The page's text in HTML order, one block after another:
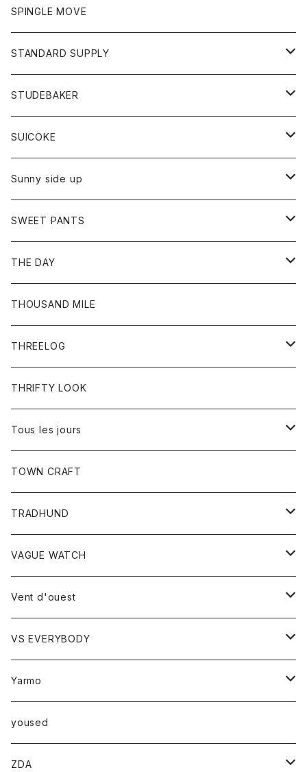
トレーナー
ショートパンツ
スカート
レディース
スカート
Tシャツ
アクセサリー
バック
グローブ
トップス
カットソー
カーディガン
ボトム
ショートパンツ
パンツ
レディース
カットソー
カーディガン
ワンピース
コート
チノパン
ポロシャツ
ベスト
靴
ワンピース
トップス
カットソー
ボトム
パンツ
オーバーオール
SPINGLE MOVE
STANDARD SUPPLY
財布
バッグ
STUDEBAKER
アクセサリー
ブレスレット
リング
SUICOKE
ブーツ
サンダル
Sunny side up
アウター
Ｇジャン
ボトム
ジーンズ
SWEET PANTS
ボトム
ショートパンツ
THE DAY
トップス
Tシャツ
THOUSAND MILE
THREELOG
トップス
Tシャツ
THRIFTY LOOK
Tous les jours
トップス
レディース
カットソー
TOWN CRAFT
TRADHUND
セーター
ベスト
VAGUE WATCH
時計
Vent d'ouest
ボトム
スカート
トップス
ベスト
VS EVERYBODY
トップス
Ｔシャツ
Yarmo
アウター
コート
小物
yoused
ZDA